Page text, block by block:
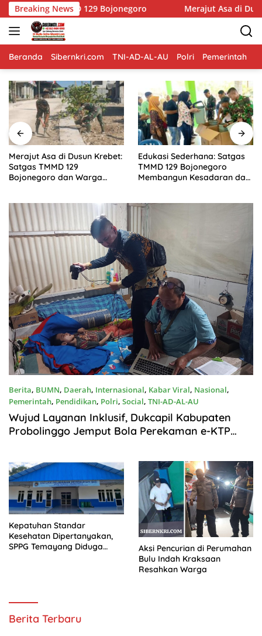
Langsung
ke
konten
Breaking News
Merajut Asa di Dusun Krebet: Satgas TMMD 129
Beranda Sibernkri.com TNI-AD-AL-AU Polri Pemerintah
Merajut Asa di Dusun Krebet:
Satgas TMMD 129
Bojonegoro dan Warga
Edukasi Sederhana: Satgas
TMMD 129 Bojonegoro
Membangun Kesadaran dan
Berita, BUMN, Daerah, Internasional, Kabar Viral, Nasional,
Pemerintah, Pendidikan, Polri, Social, TNI-AD-AL-AU
Agustus7, 2026
Wujud Layanan Inklusif, Dukcapil Kabupaten
Probolinggo Jemput Bola Perekaman e-KTP
Kepatuhan Standar
Kesehatan Dipertanyakan,
SPPG Temayang Diduga
Aksi Pencurian di Perumahan
Bulu Indah Kraksaan
Resahkan Warga
https://sibernkri.com
Berita Terbaru